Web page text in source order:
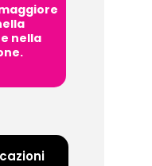
nella